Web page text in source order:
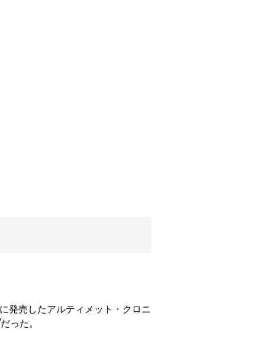
発売したアルティメット・クロニ
だった。